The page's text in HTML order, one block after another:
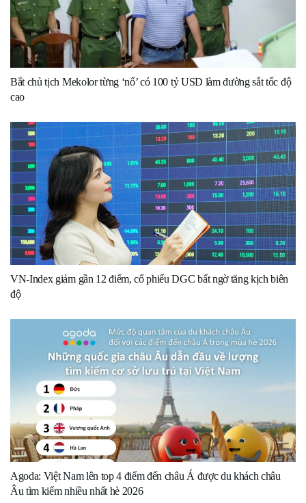
Bắt chủ tịch Mekolor từng ‘nổ’ có 100 tỷ USD làm đường sắt tốc độ
cao
VN-Index giảm gần 12 điểm, cổ phiếu DGC bất ngờ tăng kịch biên
độ
Agoda: Việt Nam lên top 4 điểm đến châu Á được du khách châu
Âu tìm kiếm nhiều nhất hè 2026